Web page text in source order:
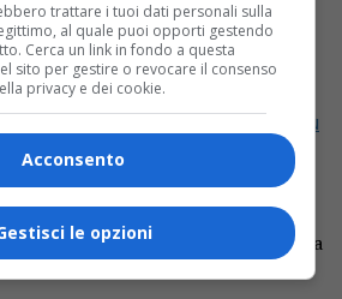
Fonte preferita su
lottando contro la morte una delle
nell’incidente avvenuto
provinciale che collega Rovasenda
trattare i tuoi dati personali sulla
al quale puoi opporti gestendo
Cerca un link in fondo a questa
sito per gestire o revocare il consenso
privacy e dei cookie.
Acconsento
le opzioni